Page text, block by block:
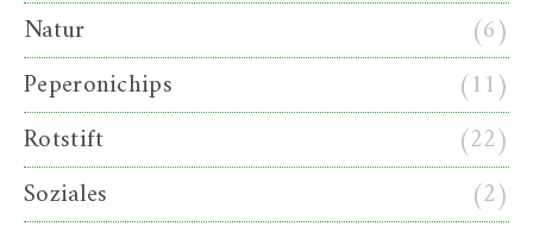
Natur
(6)
Peperonichips
(11)
Rotstift
(22)
Soziales
(2)